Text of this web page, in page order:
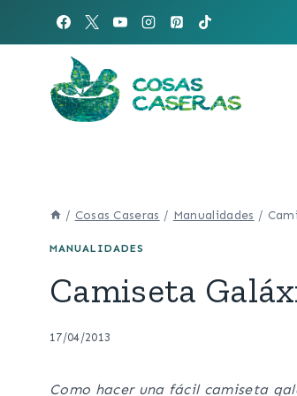
/ Cosas Caseras / Manualidades /
MANUALIDADES
Camiseta
17/04/2013
Como hacer una fácil camiseta